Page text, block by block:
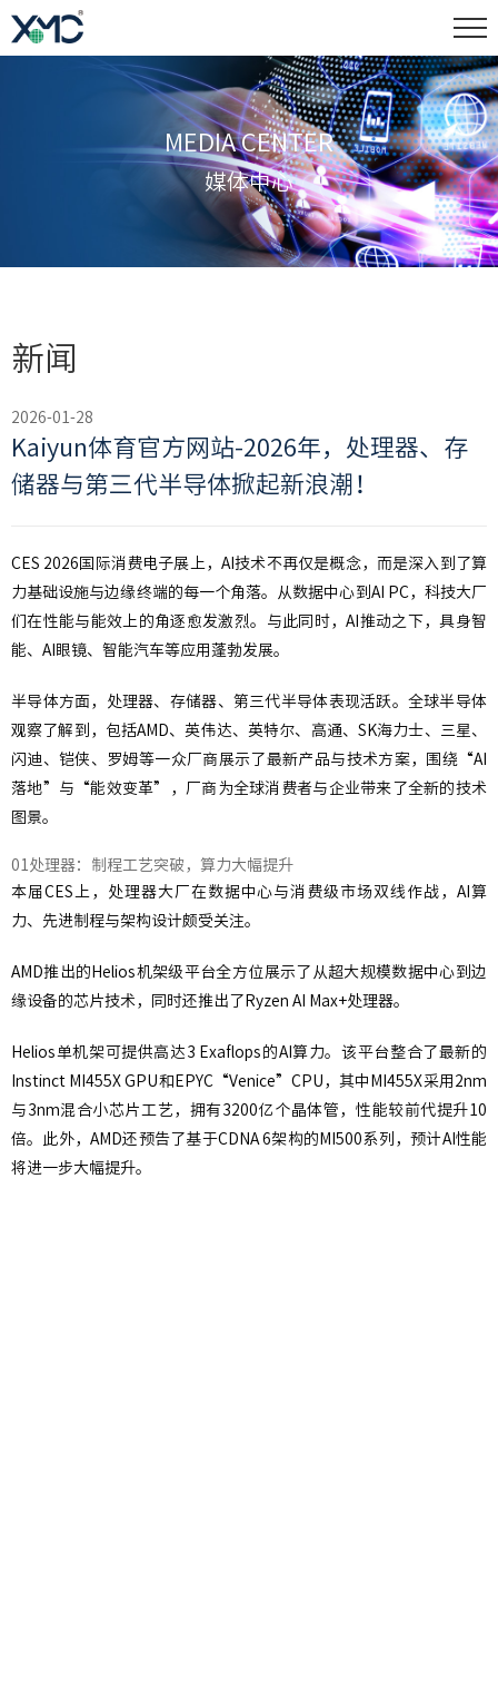
MEDIA CENTER
媒体中心
新闻
2026-01-28
Kaiyun体育官方网站-2026年，处理器、存
储器与第三代半导体掀起新浪潮！
CES 2026国际消费电子展上，AI技术不再仅是概念，而是深入到了算
力基础设施与边缘终端的每一个角落。从数据中心到AI PC，科技大厂
们在性能与能效上的角逐愈发激烈。与此同时，AI推动之下，具身智
能、AI眼镜、智能汽车等应用蓬勃发展。
半导体方面，处理器、存储器、第三代半导体表现活跃。全球半导体
观察了解到，包括AMD、英伟达、英特尔、高通、SK海力士、三星、
闪迪、铠侠、罗姆等一众厂商展示了最新产品与技术方案，围绕“AI
落地”与“能效变革”，厂商为全球消费者与企业带来了全新的技术
图景。
01处理器：制程工艺突破，算力大幅提升
本届CES上，处理器大厂在数据中心与消费级市场双线作战，AI算
力、先进制程与架构设计颇受关注。
AMD推出的Helios机架级平台全方位展示了从超大规模数据中心到边
缘设备的芯片技术，同时还推出了Ryzen AI Max+处理器。
Helios单机架可提供高达3 Exaflops的AI算力。该平台整合了最新的
Instinct MI455X GPU和EPYC“Venice”CPU，其中MI455X采用2nm
与3nm混合小芯片工艺，拥有3200亿个晶体管，性能较前代提升10
倍。此外，AMD还预告了基于CDNA 6架构的MI500系列，预计AI性能
将进一步大幅提升。